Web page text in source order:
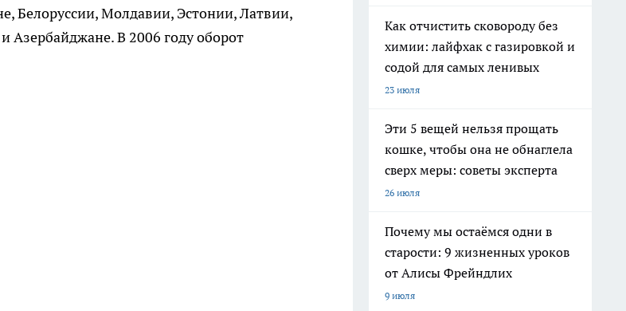
Белоруссии, Молдавии, Эстонии, Латвии,
Азербайджане. В 2006 году оборот
Как отчистить сковороду без
химии: лайфхак с газировкой и
содой для самых ленивых
23 июля
Эти 5 вещей нельзя прощать
кошке, чтобы она не обнаглела
сверх меры: советы эксперта
26 июля
Почему мы остаёмся одни в
старости: 9 жизненных уроков
от Алисы Фрейндлих
9 июля